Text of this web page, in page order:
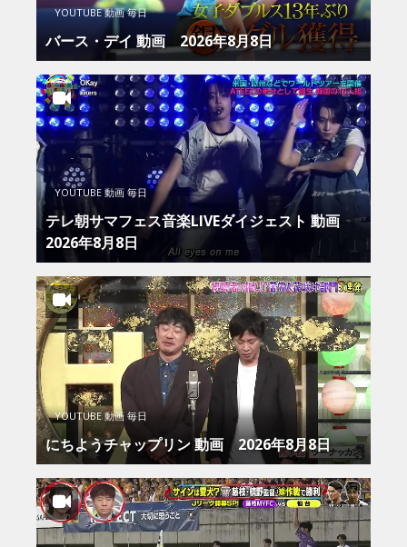
YOUTUBE 動画 毎日
バース・デイ 動画 2026年8月8日
YOUTUBE 動画 毎日
テレ朝サマフェス音楽LIVEダイジェスト 動画
2026年8月8日
YOUTUBE 動画 毎日
にちようチャップリン 動画 2026年8月8日